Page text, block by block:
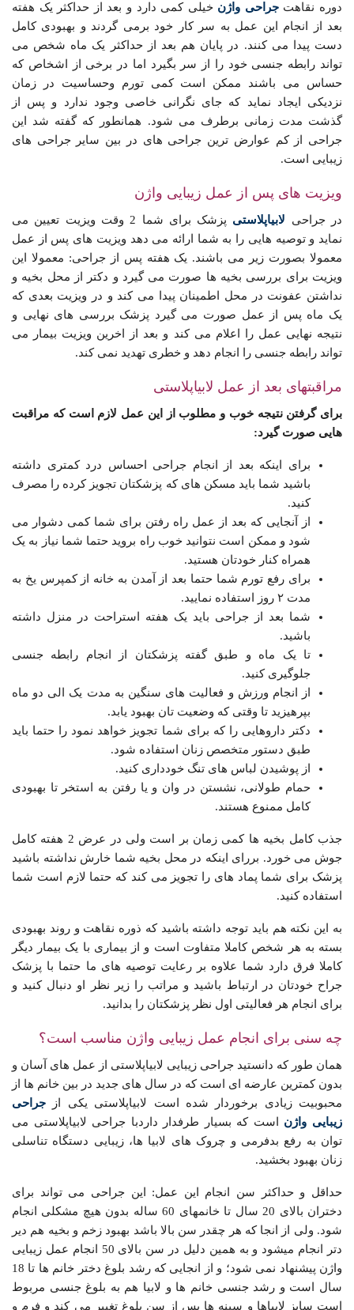
دوره نقاهتجراحی واژن خیلی کمی دارد و بعد از حداکثر یک هفته
بعد از انجام این عمل به سر کار خود برمی گردند و بهبودی کامل
دست پیدا می کنند. در پایان هم بعد از حداکثر یک ماه شخص می
تواند رابطه جنسی خود را از سر بگیرد اما در برخی از اشخاص که
حساس می باشند ممکن است کمی تورم وحساسیت در زمان
نزدیکی ایجاد نماید که جای نگرانی خاصی وجود ندارد و پس از
گذشت مدت زمانی برطرف می شود. همانطور که گفته شد این
جراحی از کم عوارض ترین جراحی های در بین سایر جراحی های
زیبایی است.
ویزیت های پس از عمل زیبایی واژن
در جراحی لابیاپلاستی
پزشک برای شما 2 وقت ویزیت تعیین می
نماید و توصیه هایی را به شما ارائه می دهد ویزیت های پس از عمل
معمولا بصورت زیر می باشند. یک هفته پس از جراحی: معمولا این
ویزیت برای بررسی بخیه ها صورت می گیرد و دکتر از محل بخیه و
نداشتن عفونت در محل اطمینان پیدا می کند و در ویزیت بعدی که
یک ماه پس از عمل صورت می گیرد پزشک بررسی های نهایی و
نتیجه نهایی عمل را اعلام می کند و بعد از اخرین ویزیت بیمار می
تواند رابطه جنسی را انجام دهد و خطری تهدید نمی کند.
مراقبتهای بعد از عمل لابیاپلاستی
برای گرفتن نتیجه خوب و مطلوب از این عمل لازم است که مراقبت
هایی صورت گیرد:
برای اینکه بعد از انجام جراحی احساس درد کمتری داشته
باشید شما باید مسکن های که پزشکتان تجویز کرده را مصرف
کنید.
از آنجایی که بعد از عمل راه رفتن برای شما کمی دشوار می
شود و ممکن است نتوانید خوب راه بروید حتما شما نیاز به یک
همراه کنار خودتان هستید.
برای رفع تورم شما حتما بعد از آمدن به خانه از کمپرس یخ به
مدت ۲ روز استفاده نمایید.
شما بعد از جراحی باید یک هفته استراحت در منزل داشته
باشید.
تا یک ماه و طبق گفته پزشکتان از انجام رابطه جنسی
جلوگیری کنید.
از انجام ورزش و فعالیت های سنگین به مدت یک الی دو ماه
بپرهیزید تا وقتی که وضعیت تان بهبود یابد.
دکتر داروهایی را که برای شما تجویز خواهد نمود را حتما باید
طبق دستور متخصص زنان استفاده شود.
از پوشیدن لباس های تنگ خودداری کنید.
حمام طولانی، نشستن در وان و یا رفتن به استخر تا بهبودی
کامل ممنوع هستند.
جذب کامل بخیه ها کمی زمان بر است ولی در عرض 2 هفته کامل
جوش می خورد. بررای اینکه در محل بخیه شما خارش نداشته باشید
پزشک برای شما پماد های را تجویز می کند که حتما لازم است شما
استفاده کنید.
به این نکته هم باید توجه داشته باشید که ذوره نقاهت و روند بهبودی
بسته به هر شخص کاملا متفاوت است و از بیماری با یک بیمار دیگر
کاملا فرق دارد شما علاوه بر رعایت توصیه های ما حتما با پزشک
جراح خودتان در ارتباط باشید و مراتب را زیر نظر او دنبال کنید و
برای انجام هر فعالیتی اول نظر پزشکتان را بدانید.
چه سنی برای انجام عمل زیبایی واژن مناسب است؟
همان طور که دانستید جراحی زیبایی لابیاپلاستی از عمل های آسان و
بدون کمترین عارضه ای است که در سال های جدید در بین خانم ها از
محبوبیت زیادی برخوردار شده است لابیاپلاستی یکی از جراحی
زیبایی واژن است که بسیار طرفدار داردبا جراحی لابیاپلاستی می
توان به رفع بدفرمی و چروک های لابیا ها، زیبایی دستگاه تناسلی
زنان بهبود بخشید.
حداقل و حداکثر سن انجام این عمل: این جراحی می تواند برای
دختران بالای 20 سال تا خانمهای 60 ساله بدون هیچ مشکلی انجام
شود. ولی از انجا که هر چقدر سن بالا باشد بهبود زخم و بخیه هم دیر
دتر انجام میشود و به همین دلیل در سن بالای 50 انجام عمل زیبایی
واژن پیشنهاد نمی شود؛ و از انجایی که رشد بلوغ دختر خانم ها تا 18
سال است و رشد جنسی خانم ها و لابیا هم به بلوغ جنسی مربوط
است سایز لابیاها و سینه ها پس از سن بلوغ تغییر می کند و فرم و